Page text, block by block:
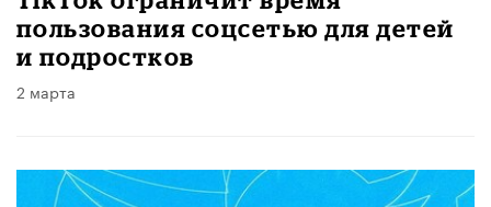
пользования соцсетью для детей
и подростков
2 марта